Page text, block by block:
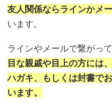
友人関係ならラインかメ
います。
ラインやメールで繋がっ
目な親戚や目上の方には、
ハガキ、もしくは封書で
います。